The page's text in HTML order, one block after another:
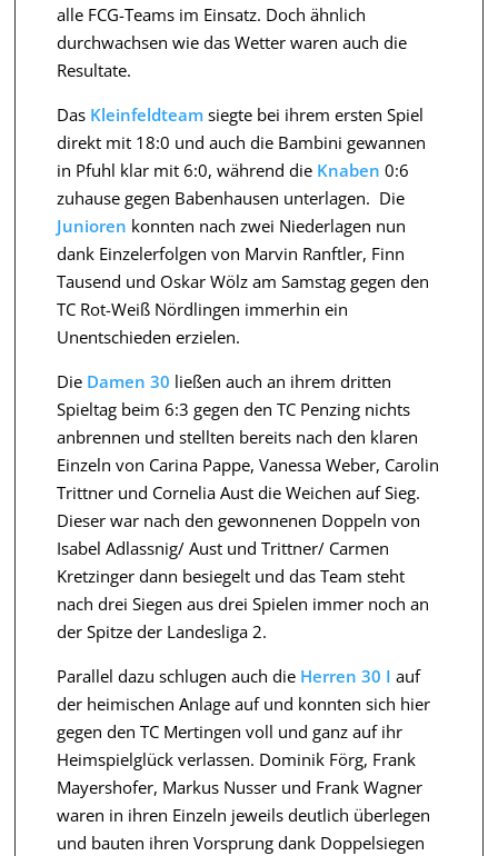
alle FCG-Teams im Einsatz. Doch ähnlich
durchwachsen wie das Wetter waren auch die
Resultate.
Das Kleinfeldteamsiegte bei ihrem ersten Spiel
direkt mit 18:0 und auch die Bambini gewannen
in Pfuhl klar mit 6:0, während die Knaben 0:6
zuhause gegen Babenhausen unterlagen. Die
Junioren konnten nach zwei Niederlagen nun
dank Einzelerfolgen von Marvin Ranftler, Finn
Tausend und Oskar Wölz am Samstag gegen den
TC Rot-Weiß Nördlingen immerhin ein
Unentschieden erzielen.
Die Damen 30 ließen auch an ihrem dritten
Spieltag beim 6:3 gegen den TC Penzing nichts
anbrennen und stellten bereits nach den klaren
Einzeln von Carina Pappe, Vanessa Weber, Carolin
Trittner und Cornelia Aust die Weichen auf Sieg.
Dieser war nach den gewonnenen Doppeln von
Isabel Adlassnig/ Aust und Trittner/ Carmen
Kretzinger dann besiegelt und das Team steht
nach drei Siegen aus drei Spielen immer noch an
der Spitze der Landesliga 2.
Parallel dazu schlugen auch die Herren 30 I auf
der heimischen Anlage auf und konnten sich hier
gegen den TC Mertingen voll und ganz auf ihr
Heimspielglück verlassen. Dominik Förg, Frank
Mayershofer, Markus Nusser und Frank Wagner
waren in ihren Einzeln jeweils deutlich überlegen
und bauten ihren Vorsprung dank Doppelsiegen